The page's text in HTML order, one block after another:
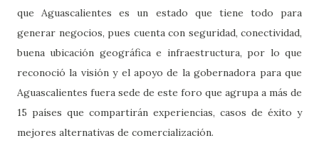
que Aguascalientes es un estado que tiene todo para
generar negocios, pues cuenta con seguridad, conectividad,
buena ubicación geográfica e infraestructura, por lo que
reconoció la visión y el apoyo de la gobernadora para que
Aguascalientes fuera sede de este foro que agrupa a más de
15 países que compartirán experiencias, casos de éxito y
mejores alternativas de comercialización.